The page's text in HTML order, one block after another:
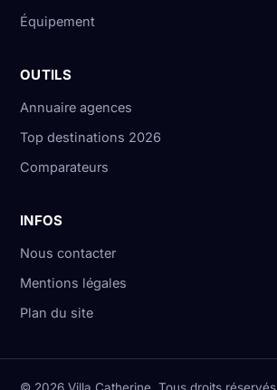
Équipement
OUTILS
Annuaire agences
Top destinations 2026
Comparateurs
INFOS
Nous contacter
Mentions légales
Plan du site